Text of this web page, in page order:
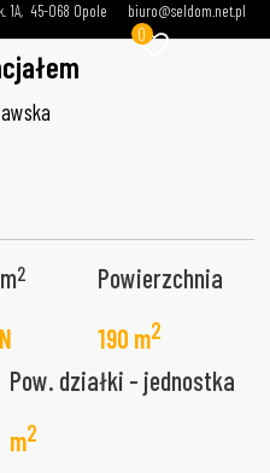
1A 45-068 Opole biuro@seldom.net.pl
0
2
Powierzchnia
190 m2
Pow. działki - jednostka
m2